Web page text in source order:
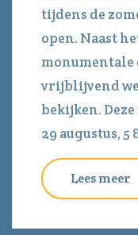
tijdens de
open. Naast
monumentale
vrijblijvend
bekijken.
29 augustus, 5
Lees meer